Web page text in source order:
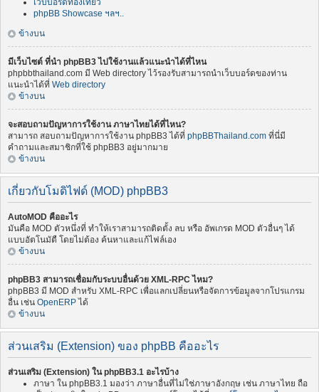
เว็บบอร์ดท่องเที่ยว
phpBB Showcase ฯลฯ..
ข้างบน
มีเว็บไซต์ ที่นำ phpBB3 ไปใช้งานแล้วแนะนำได้ที่ไหน
phpbbthailand.com มี Web directory ไว้รองรับสามารถนำเว็บบอร์ดของท่าน
แนะนำได้ที่ Web directory
ข้างบน
จะสอบถามปัญหาการใช้งาน ภาษาไทยได้ที่ไหน?
สามารถ สอบถามปัญหาการใช้งาน phpBB3 ได้ที่ phpBBThailand.com ที่นี่มี
คำถามและสมาชิกที่ใช้ phpBB3 อยู่มากมาย
ข้างบน
เกี่ยวกับโมดิไฟด์ (MOD) phpBB3
AutoMOD คืออะไร
มันคือ MOD ตัวหนึ่งที่ ทำให้เราสามารถติดตั้ง ลบ หรือ อัพเกรด MOD ตัวอื่นๆ ได้
แบบอัตโนมัตื โดยไม่ต้อง ค้นหาและแก้ไฟล์เอง
ข้างบน
phpBB3 สามารถเชื่อมกับระบบอื่นด้วย XML-RPC ไหม?
phpBB3 มี MOD สำหรับ XML-RPC เพื่อแลกเปลี่ยนหรือจัดการข้อมูลจากโปรแกรม
อื่น เช่น OpenERP ได้
ข้างบน
ส่วนเสริม (Extension) ของ phpBB คืออะไร
ส่วนเสริม (Extension) ใน phpBB3.1 อะไรบ้าง
ภาษา ใน phpBB3.1 มองว่า ภาษาอื่นที่ไม่ใช่ภาษาอังกฤษ เช่น ภาษาไทย ถือ